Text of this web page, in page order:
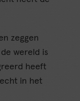
zeggen
wereld is
heeft
in het